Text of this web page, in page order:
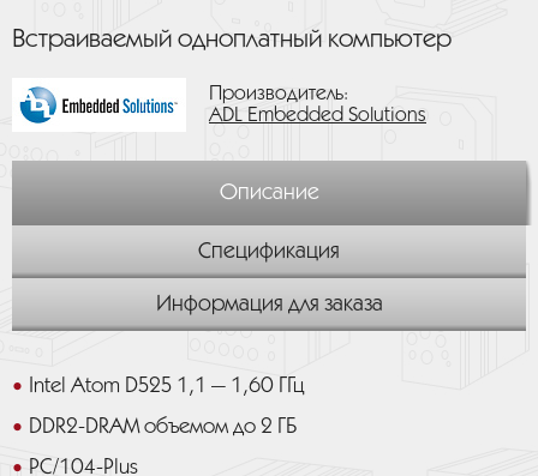
Встраиваемый одноплатный компьютер
Производитель:
ADL Embedded Solutions
Описание
Спецификация
Информация для заказа
Intel Atom D525 1,1 — 1,60 ГГц
DDR2-DRAM объемом до 2 ГБ
PC/104-Plus